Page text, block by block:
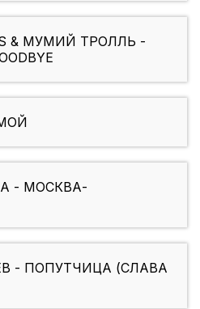
& МУМИЙ ТРОЛЛЬ -
- МОСКВА-
- ПОПУТЧИЦА (СЛАВА